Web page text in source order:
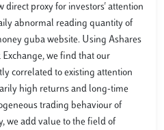
direct proxy for investors' attention
abnormal reading quantity of
guba website. Using Ashares
we find that our
correlated to existing attention
high returns and long-time
trading behaviour of
we add value to the field of